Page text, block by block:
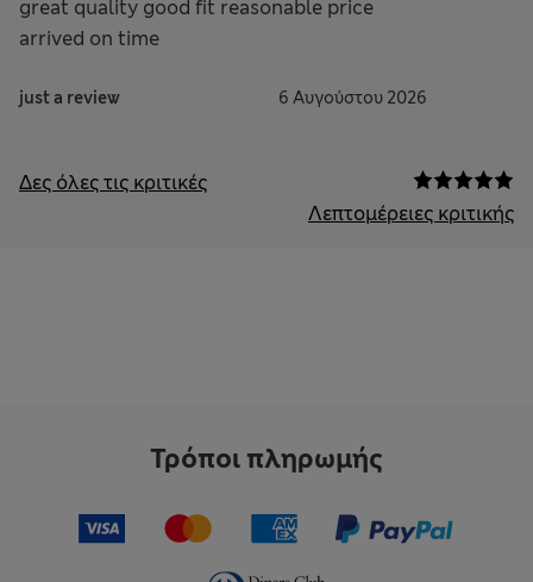
great quality good fit reasonable price
arrived on time
just a review 6 Αυγούστου 2026
Δες όλες τις κριτικές
Λεπτομέρειες κριτικής
Τρόποι πληρωμής